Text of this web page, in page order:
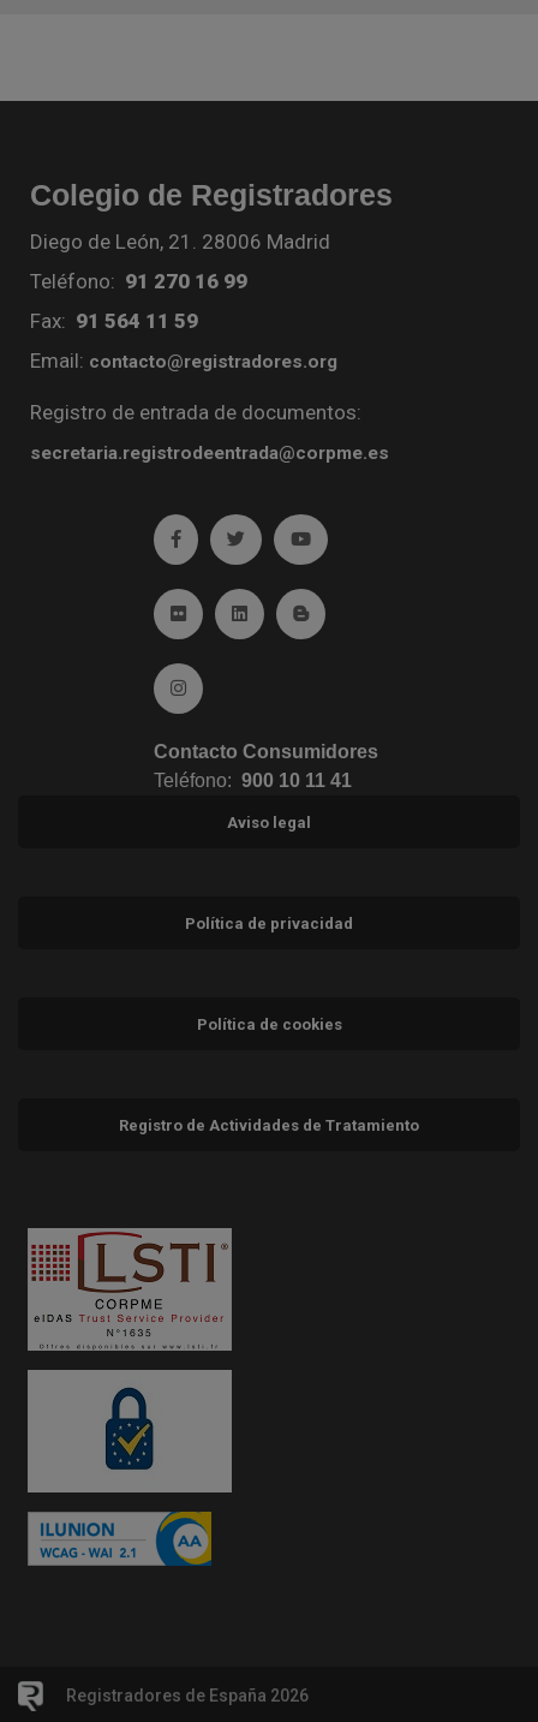
Colegio de Registradores
Diego de León, 21. 28006 Madrid
Teléfono: 91 270 16 99
Fax: 91 564 11 59
Email: contacto@registradores.org
Registro de entrada de documentos:
secretaria.registrodeentrada@corpme.es
Ir a facebook (abre en ventana nueva)
Ir a twitter (abre en ventana nueva)
Ir a YouTube (abre en
Ir a Flickr (abre en ventana nueva)
Ir a Linkedin (abre en ventana nueva)
Ir al Blog (abre en ventana
Ir a Instagram (abre en ventana nueva)
Contacto Consumidores
Teléfono: 900 10 11 41
Aviso legal
Política de privacidad
Política de cookies
Registro de Actividades de Tratamiento
Registradores de España 2026